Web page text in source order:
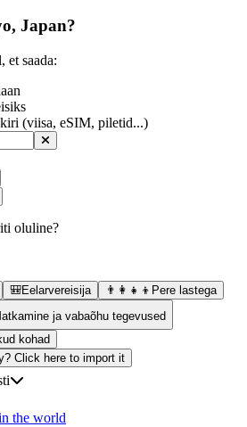
Japan?
et saada:
(viisa, eSIM, piletid...)
oluline?
🎒Eelarvereisija 👨‍👩‍👧‍👦 Pere lastega
ja vabaõhu tegevused
kohad
Click here to import it
the world